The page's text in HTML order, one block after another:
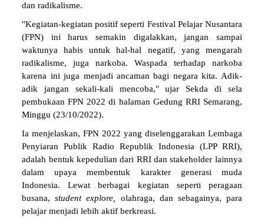
dan radikalisme.
"Kegiatan-kegiatan positif seperti Festival Pelajar Nusantara
(FPN) ini harus semakin digalakkan, jangan sampai
waktunya habis untuk hal-hal negatif, yang mengarah
radikalisme, juga narkoba. Waspada terhadap narkoba
karena ini juga menjadi ancaman bagi negara kita. Adik-
adik jangan sekali-kali mencoba," ujar Sekda di sela
pembukaan FPN 2022 di halaman Gedung RRI Semarang,
Minggu (23/10/2022).
Ia menjelaskan, FPN 2022 yang diselenggarakan Lembaga
Penyiaran Publik Radio Republik Indonesia (LPP RRI),
adalah bentuk kepedulian dari RRI dan stakeholder lainnya
dalam upaya membentuk karakter generasi muda
Indonesia. Lewat berbagai kegiatan seperti peragaan
busana,student explore,
olahraga, dan sebagainya, para
pelajar menjadi lebih aktif berkreasi.